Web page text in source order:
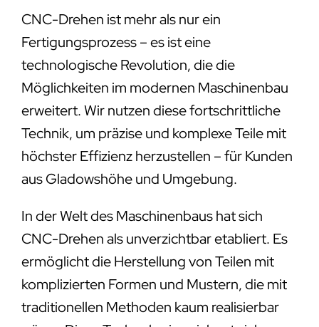
CNC-Drehen ist mehr als nur ein
Fertigungsprozess – es ist eine
technologische Revolution, die die
Möglichkeiten im modernen Maschinenbau
erweitert. Wir nutzen diese fortschrittliche
Technik, um präzise und komplexe Teile mit
höchster Effizienz herzustellen – für Kunden
aus Gladowshöhe und Umgebung.
In der Welt des Maschinenbaus hat sich
CNC-Drehen als unverzichtbar etabliert. Es
ermöglicht die Herstellung von Teilen mit
komplizierten Formen und Mustern, die mit
traditionellen Methoden kaum realisierbar